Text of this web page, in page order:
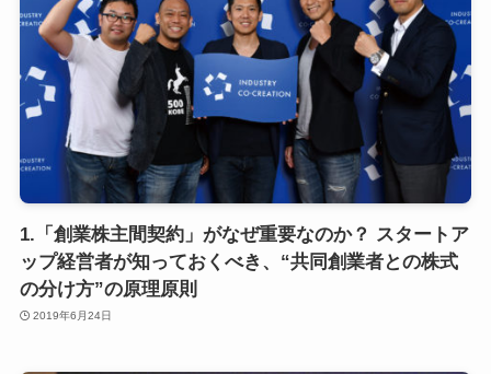
1.「創業株主間契約」がなぜ重要なのか？ スタートア
ップ経営者が知っておくべき、“共同創業者との株式
の分け方”の原理原則
2019年6月24日